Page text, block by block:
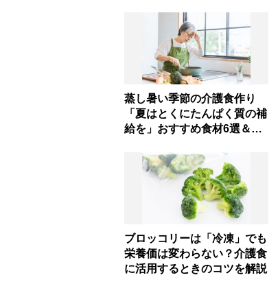
蒸し暑い季節の介護食作り
「夏はとくにたんぱく質の補
給を」おすすめ食材6選＆火
【管理栄養士提案】
ブロッコリーは「冷凍」でも
栄養価は変わらない？介護食
に活用するときのコツを解説